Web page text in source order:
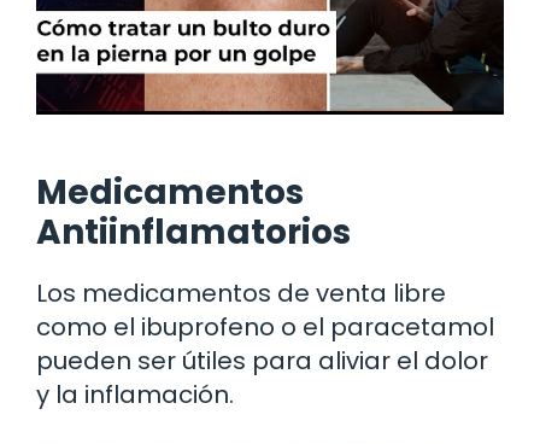
Medicamentos
Antiinflamatorios
Los medicamentos de venta libre
como el ibuprofeno o el paracetamol
pueden ser útiles para aliviar el dolor
y la inflamación.